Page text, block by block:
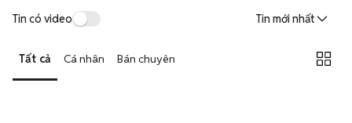
Tin có video Tin mới nhất
Tất cả Cá nhân Bán chuyên